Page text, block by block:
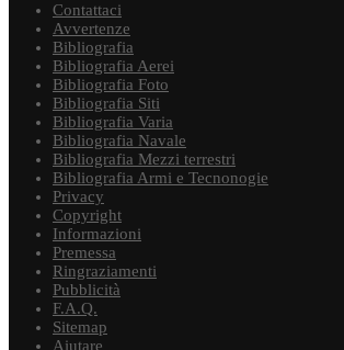
Contattaci
Avvertenze
Bibliografia
Bibliografia Aerei
Bibliografia Foto
Bibliografia Siti
Bibliografia Varia
Bibliografia Navale
Bibliografia Mezzi terrestri
Bibliografia Armi e Tecnonogie
Privacy
Copyright
Informazioni
Premessa
Ringraziamenti
Pubblicità
F.A.Q.
Sitemap
Aiutare